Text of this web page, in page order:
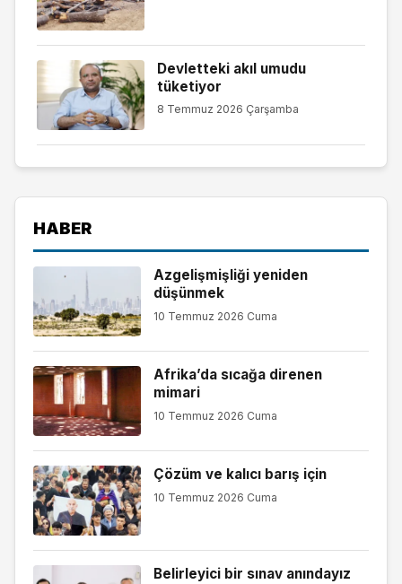
Devletteki akıl umudu
tüketiyor
8 Temmuz 2026 Çarşamba
HABER
Azgelişmişliği yeniden
düşünmek
10 Temmuz 2026 Cuma
Afrika’da sıcağa direnen
mimari
10 Temmuz 2026 Cuma
Çözüm ve kalıcı barış için
10 Temmuz 2026 Cuma
Belirleyici bir sınav anındayız